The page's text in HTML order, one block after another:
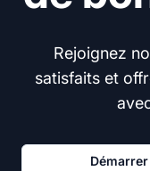
Rejoignez
satisfaits et